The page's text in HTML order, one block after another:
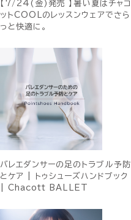
【7/24(金)発売 】暑い夏はチャコ
ットCOOLのレッスンウェアでさら
っと快適に。
バレエダンサーの足のトラブル予防
とケア | トゥシューズハンドブック
| Chacott BALLET